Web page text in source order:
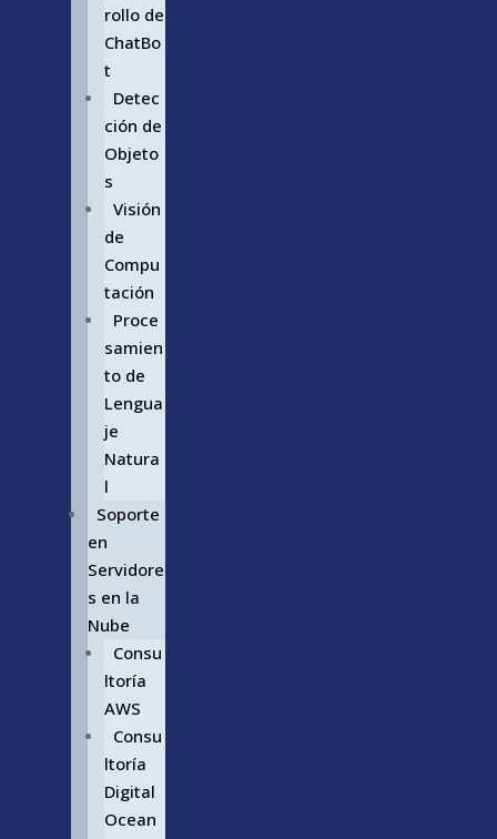
rollo de
ChatBo
t
Detec
ción de
Objeto
s
Visión
de
Compu
tación
Proce
samien
to de
Lengua
je
Natura
l
Soporte
en
Servidore
s en la
Nube
Consu
ltoría
AWS
Consu
ltoría
Digital
Ocean